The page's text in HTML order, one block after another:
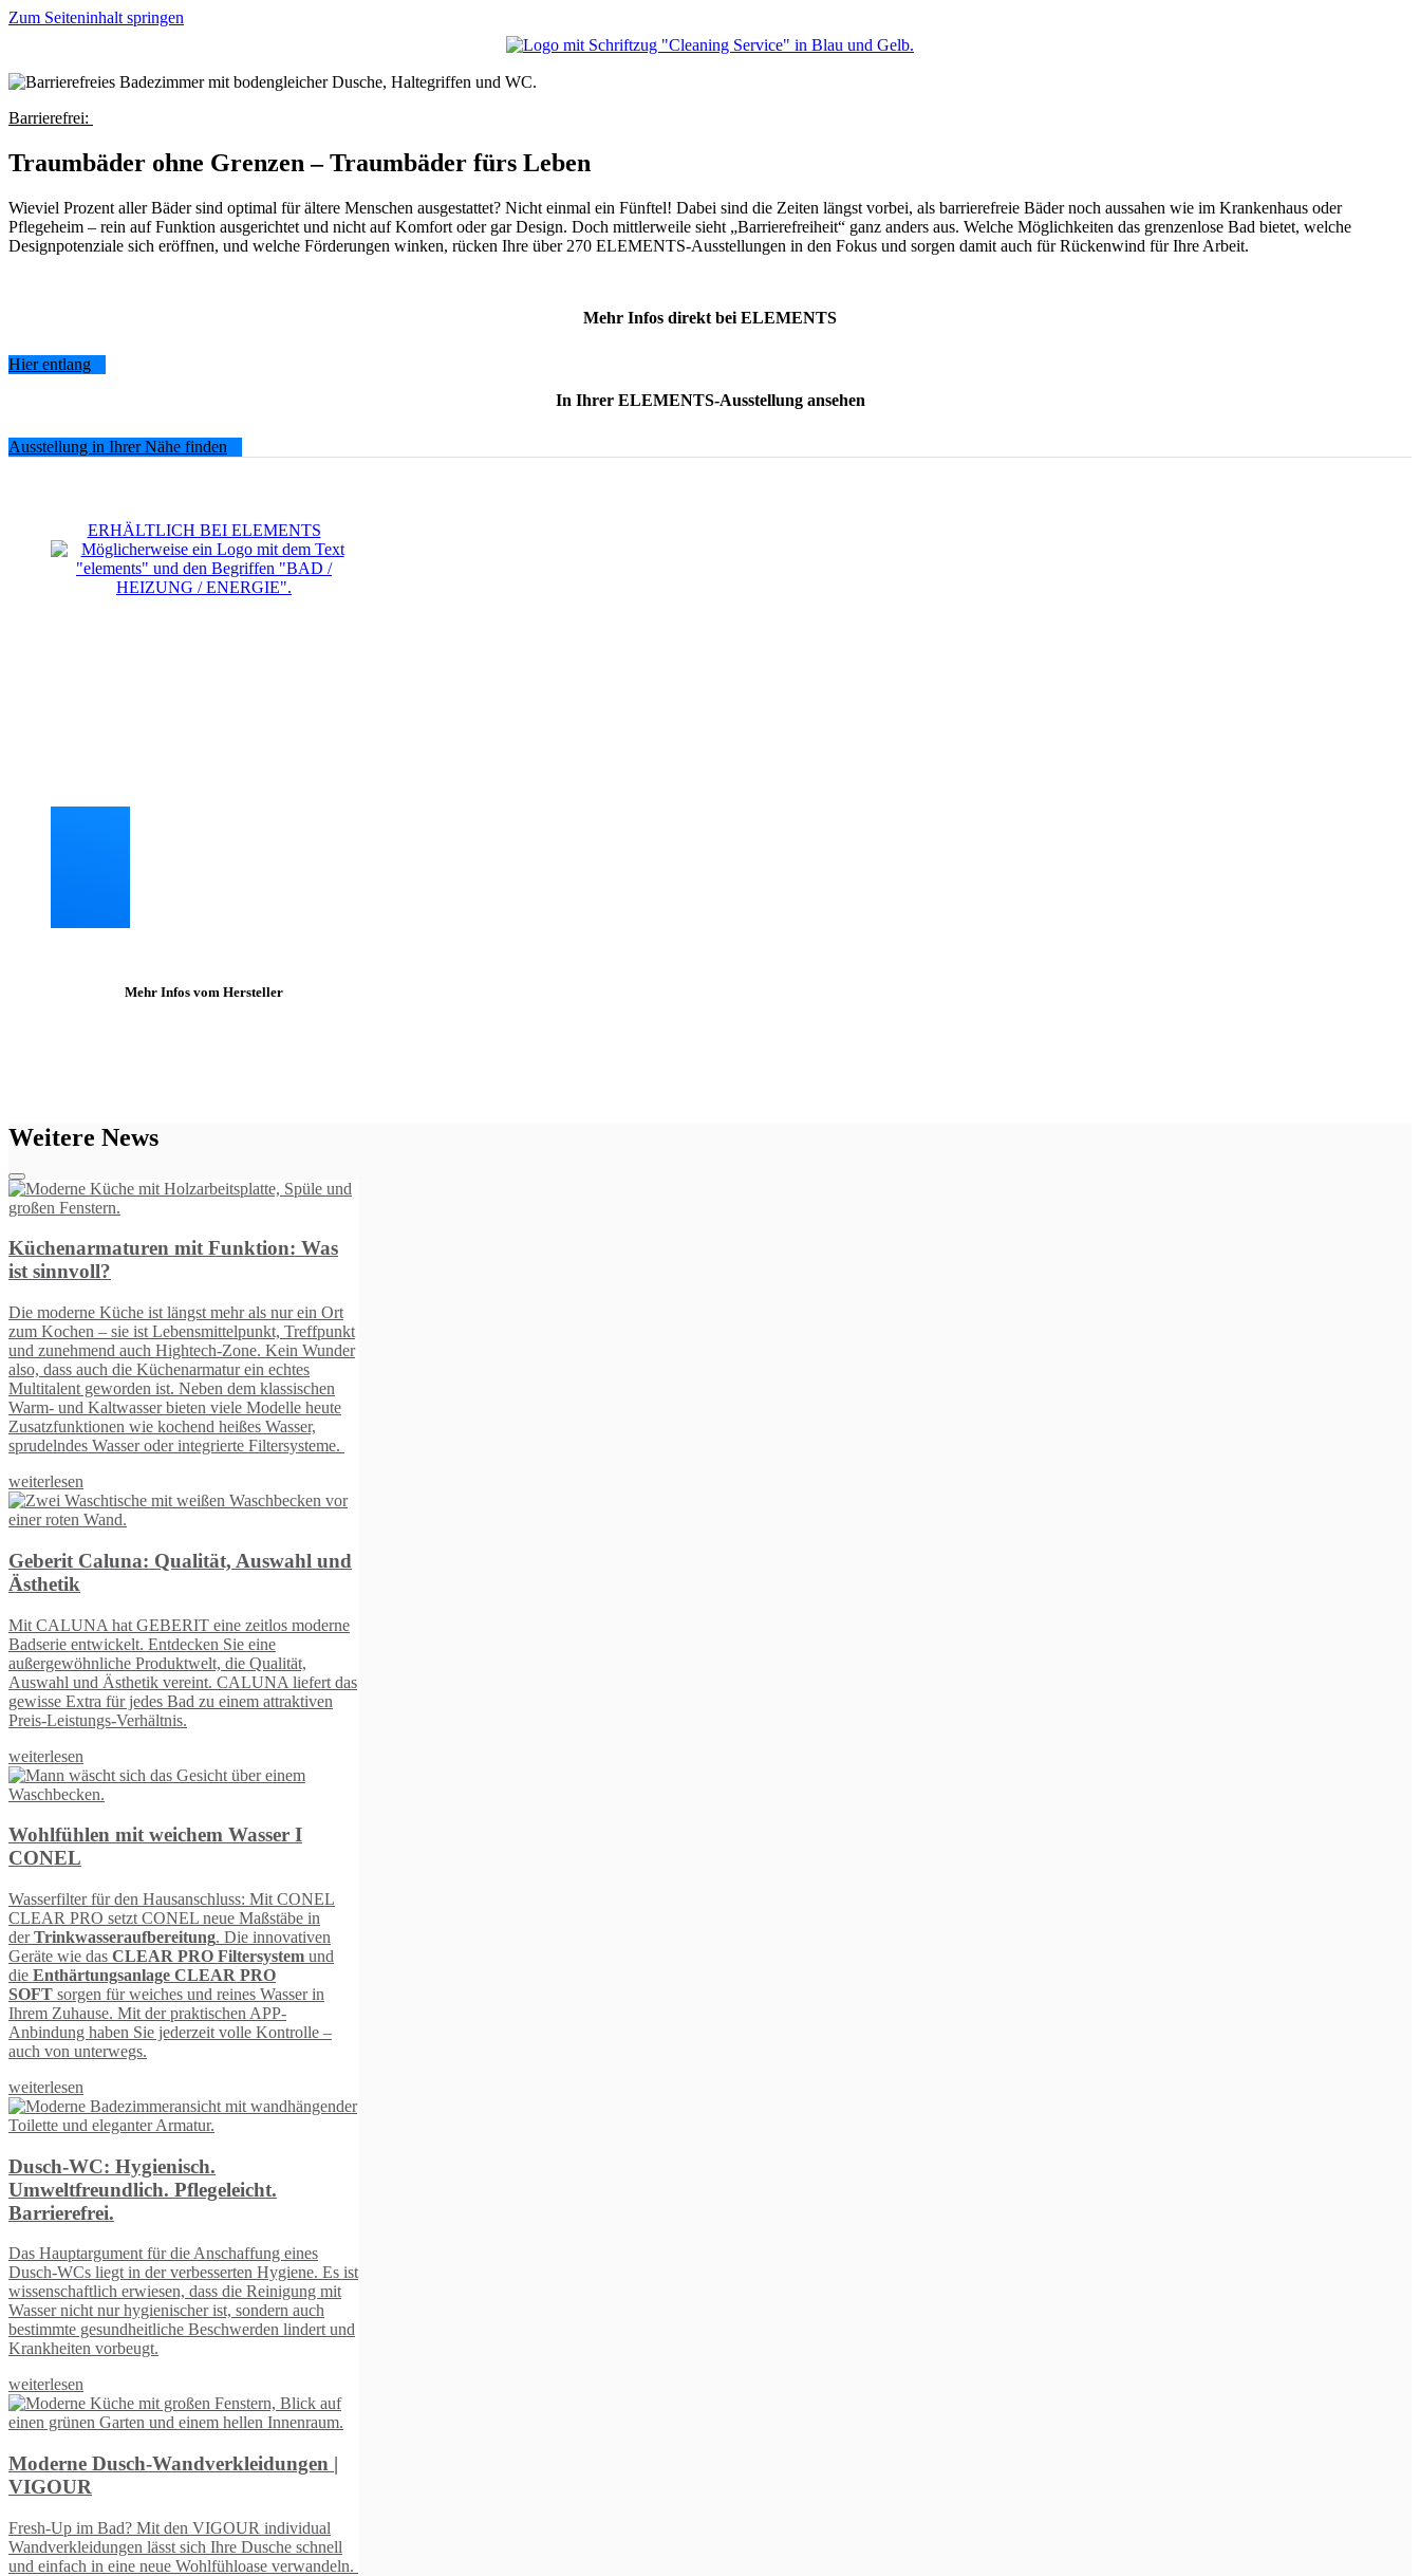
Zum Seiteninhalt springen
Barrierefrei:
Traumbäder ohne Grenzen – Traumbäder fürs Leben
Wieviel Prozent aller Bäder sind optimal für ältere Menschen ausgestattet? Nicht einmal ein Fünftel! Dabei sind die Zeiten längst vorbei, als barrierefreie Bäder noch aussahen wie im Krankenhaus oder
Pflegeheim – rein auf Funktion ausgerichtet und nicht auf Komfort oder gar Design. Doch mittlerweile sieht „Barrierefreiheit“ ganz anders aus. Welche Möglichkeiten das grenzenlose Bad bietet, welche
Designpotenziale sich eröffnen, und welche Förderungen winken, rücken Ihre über 270 ELEMENTS-Ausstellungen in den Fokus und sorgen damit auch für Rückenwind für Ihre Arbeit.
Mehr Infos direkt bei ELEMENTS
Hier entlang
In Ihrer ELEMENTS-Ausstellung ansehen
Ausstellung in Ihrer Nähe finden
ERHÄLTLICH BEI ELEMENTS
Mehr Infos vom Hersteller
Weitere News
Was
als nur ein Ort
Treffpunkt
Kein Wunder
ein echtes
klassischen
Modelle heute
Wasser,
Filtersysteme.
und
moderne
eine
Qualität,
liefert das
attraktiven
I
Mit CONEL
in
innovativen
und
PRO
Wasser in
APP-
Kontrolle –
eines
Hygiene. Es ist
Reinigung mit
auch
lindert und
|
individual
Dusche schnell
verwandeln.